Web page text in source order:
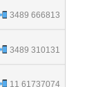
3489 666813
3489 310131
11 61737074